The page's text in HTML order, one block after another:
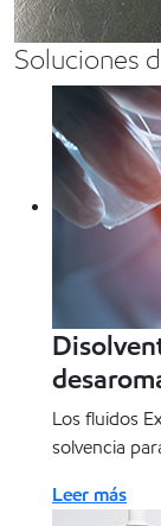
Soluciones
Los fluidos
solvencia
Leer más